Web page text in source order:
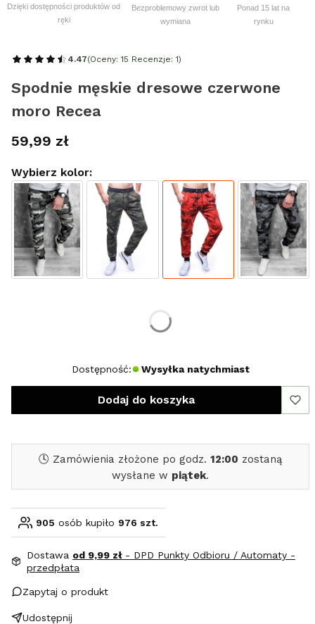
Dzięki dostępności produktów od
ręki
Bezproblemowy zwrot lub
wymiana
Ponad 15 lat na
rynku
4.47(Oceny: 15 Recenzje: 1)
Spodnie męskie dresowe czerwone
moro Recea
Cena
59,99 zł
Wybierz kolor:
Dostępność: Wysyłka natychmiast
Dodaj do koszyka
🕓 Zamówienia złożone po godz. 12:00 zostaną
wysłane w piątek.
905 osób kupiło 976 szt.
Dostawa od 9,99 zł - DPD Punkty Odbioru / Automaty -
przedpłata
Zapytaj o produkt
Udostępnij